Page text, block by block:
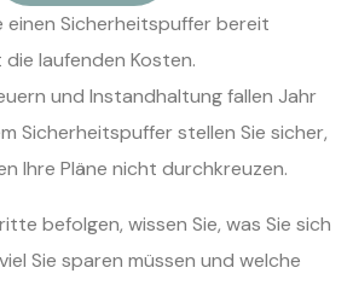
einen Sicherheitspuffer bereit
laufenden Kosten.
und Instandhaltung fallen Jahr
Sicherheitspuffer stellen Sie sicher,
Ihre Pläne nicht durchkreuzen.
befolgen, wissen Sie, was Sie sich
Sie sparen müssen und welche